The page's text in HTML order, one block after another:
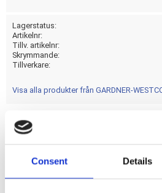
Consent Details
Lagerstatus
Artikelnr
Tillv. artikelnr
Skrymmande
Tillverkare
Visa alla produkter från GARDNER-
Dela med dig